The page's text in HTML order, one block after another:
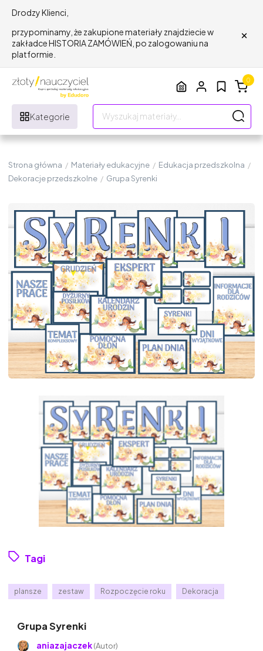
Drodzy Klienci,
przypominamy, że zakupione materiały znajdziecie w
zakładce HISTORIA ZAMÓWIEŃ, po zalogowaniu na
platformie.
×
Kategorie
0
Strona główna / Materiały edukacyjne / Edukacja przedszkolna /
Dekoracje przedszkolne / Grupa Syrenki
Tagi
plansze zestaw Rozpoczęcie roku Dekoracja
Grupa Syrenki
aniazajaczek(Autor)